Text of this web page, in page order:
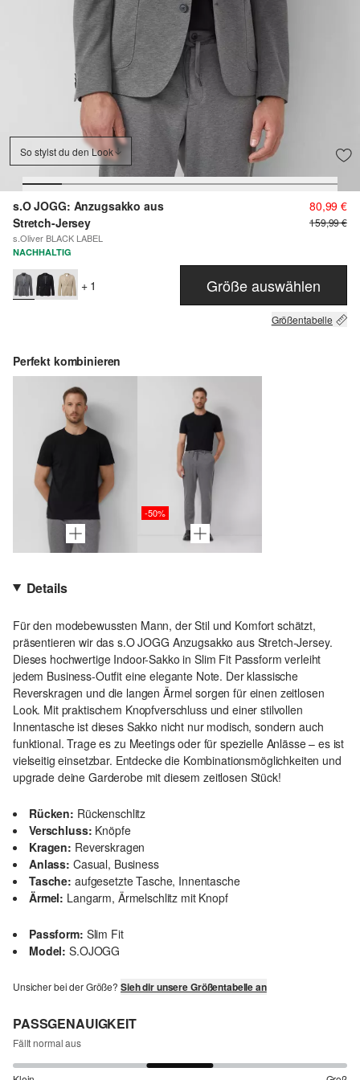
So stylst du den Look
s.O JOGG: Anzugsakko aus
Stretch-Jersey
s.Oliver BLACK LABEL
80,99 €
159,99 €
NACHHALTIG
+ 1 Größe auswählen
Größentabelle
Perfekt kombinieren
-50%
Details
Für den modebewussten Mann, der Stil und Komfort schätzt,
präsentieren wir das s.O JOGG Anzugsakko aus Stretch-Jersey.
Dieses hochwertige Indoor-Sakko in Slim Fit Passform verleiht
jedem Business-Outfit eine elegante Note. Der klassische
Reverskragen und die langen Ärmel sorgen für einen zeitlosen
Look. Mit praktischem Knopfverschluss und einer stilvollen
Innentasche ist dieses Sakko nicht nur modisch, sondern auch
funktional. Trage es zu Meetings oder für spezielle Anlässe – es ist
vielseitig einsetzbar. Entdecke die Kombinationsmöglichkeiten und
upgrade deine Garderobe mit diesem zeitlosen Stück!
Rücken: Rückenschlitz
Verschluss: Knöpfe
Kragen: Reverskragen
Anlass: Casual, Business
Tasche: aufgesetzte Tasche, Innentasche
Ärmel: Langarm, Ärmelschlitz mit Knopf
Passform: Slim Fit
Model: S.OJOGG
Unsicher bei der Größe? Sieh dir unsere Größentabelle an
PASSGENAUIGKEIT
Fällt normal aus